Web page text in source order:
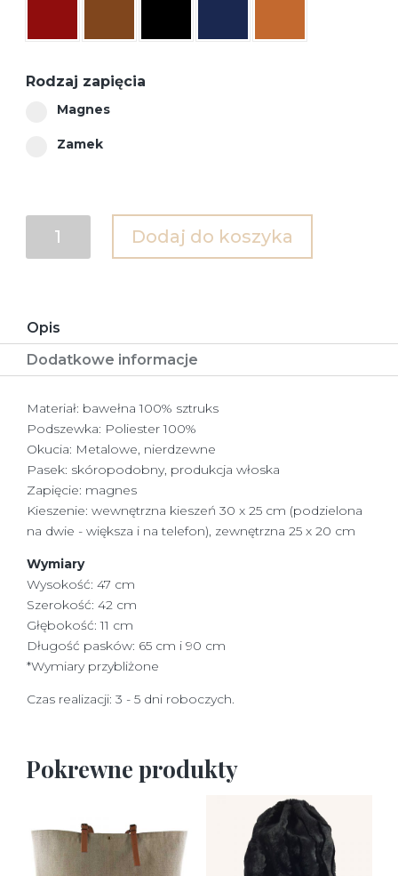
Rodzaj zapięcia
Magnes
Zamek
Torba
Dodaj do koszyka
Opis
Dodatkowe informacje
Materiał: bawełna 100% sztruks
Podszewka: Poliester 100%
Okucia: Metalowe, nierdzewne
Pasek: skóropodobny, produkcja włoska
Zapięcie: magnes
Kieszenie: wewnętrzna kieszeń 30 x 25 cm (podzielona
na dwie - większa i na telefon), zewnętrzna 25 x 20 cm
Wymiary
Wysokość: 47 cm
Szerokość: 42 cm
Głębokość: 11 cm
Długość pasków: 65 cm i 90 cm
*Wymiary przybliżone
Czas realizacji: 3 - 5 dni roboczych.
Pokrewne produkty